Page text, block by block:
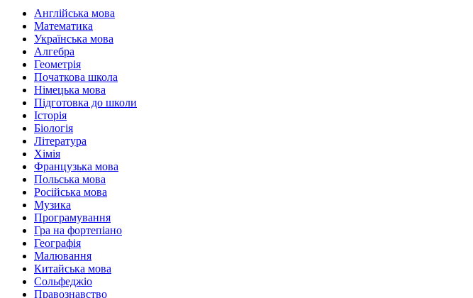
Англійська мова
Математика
Українська мова
Алгебра
Геометрія
Початкова школа
Німецька мова
Підготовка до школи
Історія
Біологія
Література
Хімія
Французька мова
Польська мова
Російська мова
Музика
Програмування
Гра на фортепіано
Географія
Малювання
Китайська мова
Сольфеджіо
Правознавство